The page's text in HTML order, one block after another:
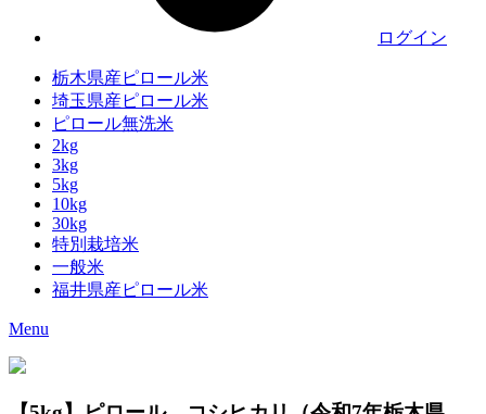
ログイン
栃木県産ピロール米
埼玉県産ピロール米
ピロール無洗米
2kg
3kg
5kg
10kg
30kg
特別栽培米
一般米
福井県産ピロール米
Menu